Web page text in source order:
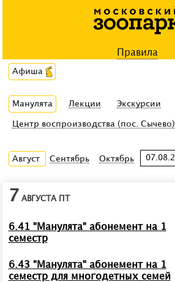
Правила
Афиша
Манулята Лекции Экскурсии
Центр воспроизводства (пос. Сычево)
Август Сентябрь Октябрь
7 АВГУСТА
6.41 "Манулята" абонемент на 1
семестр
6.43 "Манулята" абонемент на 1
семестр для многодетных семей